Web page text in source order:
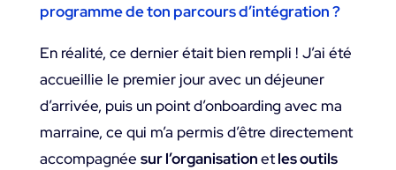
programme de ton parcours d’intégration ?
En réalité, ce dernier était bien rempli ! J’ai été
accueillie le premier jour avec un déjeuner
d’arrivée, puis un point d’onboarding avec ma
marraine, ce qui m’a permis d’être directement
accompagnée sur l’organisationetles outils